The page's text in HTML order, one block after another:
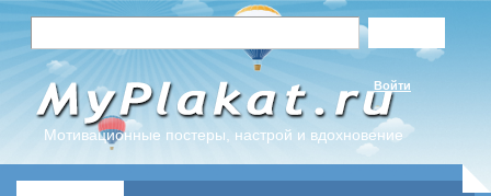
Мотивационные постеры, настрой и вдохновение
Войти